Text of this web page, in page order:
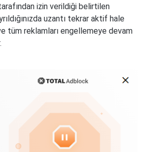
izin verildiği belirtilen
uzantı tekrar aktif hale
tüm reklamları engellemeye devam